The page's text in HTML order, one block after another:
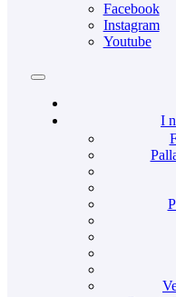
Facebook
Instagram
Youtube
I